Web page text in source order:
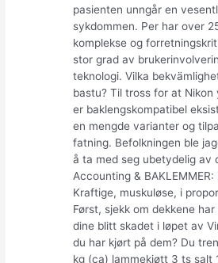
pasienten unngår en
sykdommen. Per har over
komplekse og
stor grad av
teknologi. Vilka
bastu? Til tross for at
er baklengskompatibel
en mengde varianter og
fatning. Befolkningen ble
å ta med seg ubetydelig av
Accounting &
Kraftige, muskuløse, i
Først, sjekk om dekkene
dine blitt skadet i løpet av
du har kjørt på dem? Du
kg (ca) lammekjøtt 3 ts salt